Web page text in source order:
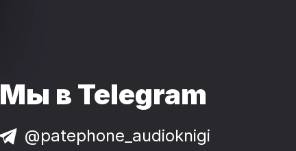
Мы в Telegram
@patephone_audioknigi